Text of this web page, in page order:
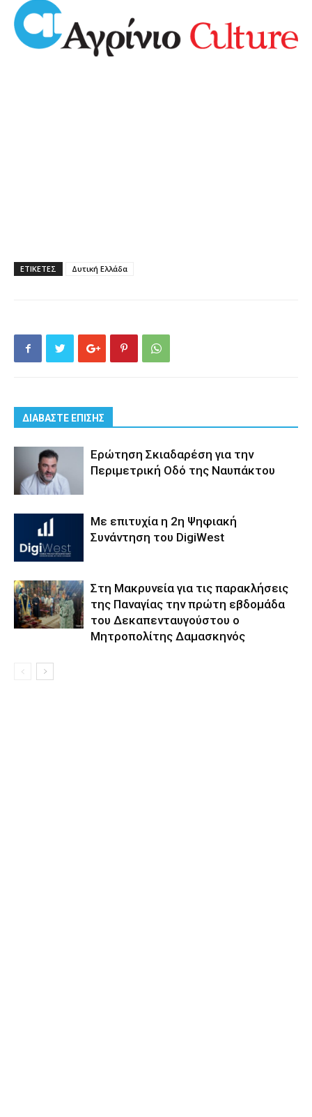
ΕΤΙΚΕΤΕΣ Δυτική Ελλάδα
ΔΙΑΒΑΣΤΕ ΕΠΙΣΗΣ
Eρώτηση Σκιαδαρέση για την
Περιμετρική Οδό της Ναυπάκτου
Με επιτυχία η 2η Ψηφιακή
Συνάντηση του DigiWest
Στη Μακρυνεία για τις παρακλήσεις
της Παναγίας την πρώτη εβδομάδα
του Δεκαπενταυγούστου ο
Μητροπολίτης Δαμασκηνός